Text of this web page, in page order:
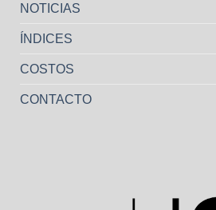
NOTICIAS
ÍNDICES
COSTOS
CONTACTO